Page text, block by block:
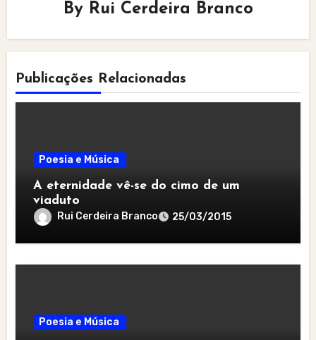
By Rui Cerdeira Branco
Publicações Relacionadas
Poesia e Música
A eternidade vê-se do cimo de um
viaduto
Rui Cerdeira Branco 25/03/2015
Poesia e Música